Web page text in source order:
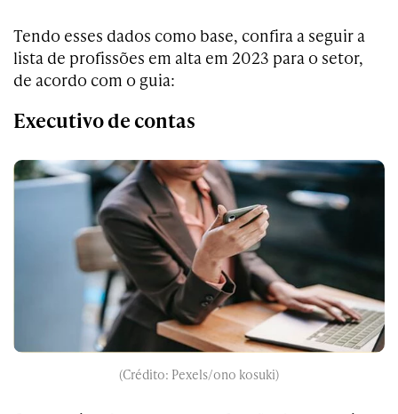
Tendo esses dados como base, confira a seguir a
lista de profissões em alta em 2023 para o setor,
de acordo com o guia:
Executivo de contas
(Crédito: Pexels/ono kosuki)